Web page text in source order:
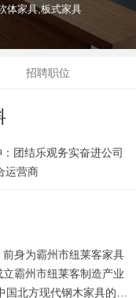
体家具,板式家具
招聘职位
团结乐观务实奋进公司
运营商
身为霸州市纽莱客家具
霸州市纽莱客制造产业
北方现代钢木家具的领